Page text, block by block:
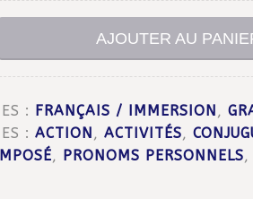
AJOUTER AU
: FRANÇAIS / IMMERSION ,
:ACTION ,ACTIVITÉS,
, PRONOMS PERSONNELS